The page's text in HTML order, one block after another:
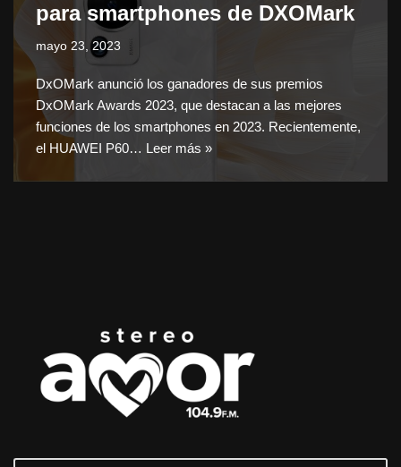
para smartphones de DXOMark
mayo 23, 2023
DxOMark anunció los ganadores de sus premios
DxOMark Awards 2023, que destacan a las mejores
funciones de los smartphones en 2023. Recientemente,
el HUAWEI P60… Leer más »